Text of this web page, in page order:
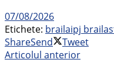
07/08/2026
Etichete: brailaipj braila
ShareSend
Tweet
Articolul anterior